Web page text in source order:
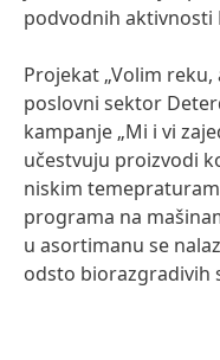
podvodnih aktivnosti
Projekat „Volim
poslovni sektor
kampanje „Mi i vi
učestvuju proizvodi
niskim
programa na
u asortimanu se
odsto biorazgradivih